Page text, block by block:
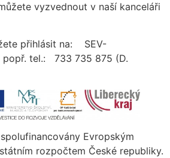
vyzvednout v naší kanceláři
přihlásit na: SEV-
popř. tel.: 733 735 875 (D.
Evropským
rozpočtem České republiky.